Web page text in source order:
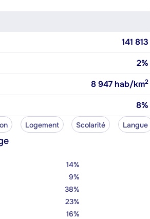
141 813
2%
8 947 hab/km2
8%
Logement Scolarité Langue
14%
9%
38%
23%
16%